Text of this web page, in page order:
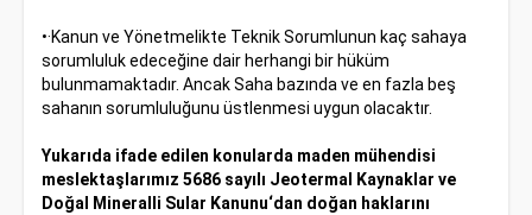
•·Kanun ve Yönetmelikte Teknik Sorumlunun kaç sahaya
sorumluluk edeceğine dair herhangi bir hüküm
bulunmamaktadır. Ancak Saha bazında ve en fazla beş
sahanın sorumluluğunu üstlenmesi uygun olacaktır.
Yukarıda ifade edilen konularda maden mühendisi
meslektaşlarımız 5686 sayılı Jeotermal Kaynaklar ve
Doğal Mineralli Sular Kanunu‘dan doğan haklarını